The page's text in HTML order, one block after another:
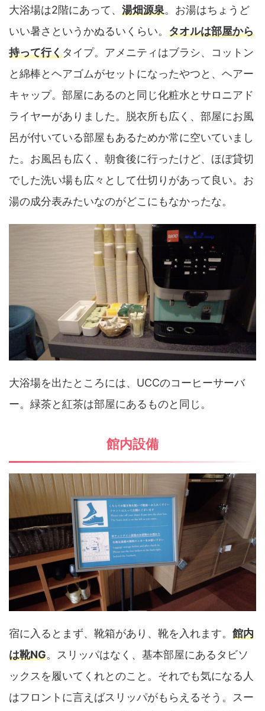
大浴場は2階にあって、 湯畑源泉。お湯はちょうど
いい暑さというかぬるいくらい。 タオルは部屋から
持って行くタイプ。アメニティはブラシ、コットン
と綿棒とヘアゴムがセットになったやつと、ヘアー
キャップ。部屋にあるのと同じ化粧水とサロニアド
ライヤーがありました。脱衣所も広く、部屋にお風
呂が付いている部屋もあるためか常に空いていまし
た。お風呂も広く、朝食後に行ったけど、ほぼ貸切
でした洗い場も広々として仕切りがあって良い。お
湯の成分表みたいなのがどこにもなかったな。
大浴場を出たところには、UCCのコーヒーサーバ
ー。緑茶と紅茶は部屋にあるものと同じ。
館内設備
宿に入るとまず、靴箱があり、靴を入れます。 館内
は靴NG。スリッパはなく、基本部屋にあるタビソ
ックスを履いてくれとのこと。それでも気になる人
はフロントに言えばスリッパがもらえるそう。スー